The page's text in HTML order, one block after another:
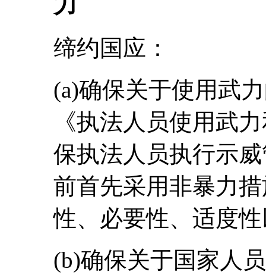
缔约国应：
(a)确保关于使用武
《执法人员使用武
保执法人员执行示
前首先采用非暴力
性、必要性、适度
(b)确保关于国家人